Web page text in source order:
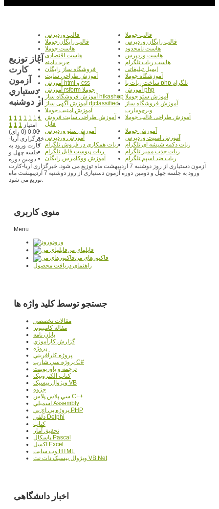
قالب جوملا
قالب وردپرس
قالب رایگان وردپرس
قالب رایگان جوملا
هاست نامحدود
هاست جوملا
هاست وردپرس
هاست اقتصادی
هاست ربات تلگرام
خرید دامنه
ایمیل تبلیغاتی
فروشگاه ساز رایگان
آموزشگاه جوملا
آموزش طراحی سایت
ساخت ربات با php تلگرام
آموزش html و css
آموزش php
آموزش rsform جوملا
آموزش سئو جوملا آموزش فروشگاه ساز hikashop
آموزش فروشگاه ساز
ویرچومارت
آموزش آگهی ساز djclassified
آموزش امنیت جوملا
آموزش طراحی قالب جوملا
آموزش طراحی سایت فروش
فایل
آموزش جوملا
آموزش سئو وردپرس
آموزش امنیت وردپرس
آموزش وردپرس
ربات دکمه شیشه ای تلگرام
ربات همکاری در فروش تلگرام
ربات جذب ممبر تلگرام
ربات پیوست فایل تلگرام
ربات ضد اسپم تلگرام
آموزش ووکامرس رایگان
آغاز توزيع
کارت
آزمون
دستياري
از دوشنبه
1 1 1 1 1 1 1
1 1 1 امتیاز
0.00 (0 رای)
خبرگزاری آریا-
کارت ورود به
جلسه چهل و
دومین دوره
آزمون دستیاری از روز دوشنبه 7 اردیبهشت ماه توزیع می شود. خبرگزاری آریا-کارت
ورود به جلسه چهل و دومین دوره آزمون دستیاری از روز دوشنبه 7 اردیبهشت ماه
توزیع می شود.
منوی کاربری
Menu
ورود
فایلهای من
فاکتورهای من
راهنمای دریافت محصول
جستجو توسط کلید واژه ها
مقالات تخصصي
مقاله کامپیوتر
پایان نامه
گزارش کارآموزي
پروژه
پروژه کارآفريني
پروژه سي شارپ C#
ترجمه و پاورپوينت
کتاب الکترونيک
ويژوال بيسيک VB
جزوه
سي پلاس پلاس C++
اسمبلي Assembly
پروژه پي اچ پي PHP
دلفي Delphi
کتاب
تحقيق آمار
پاسکال Pascal
اکسل Excel
وب سايت HTML
ويژوال بيسيک دات نت VB.Net
اخبار دانشگاهی